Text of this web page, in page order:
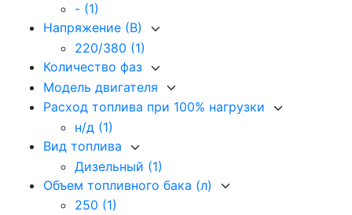
- (1)
Напряжение (В)
220/380 (1)
Количество фаз
Модель двигателя
Расход топлива при 100% нагрузки
н/д (1)
Вид топлива
Дизельный (1)
Объем топливного бака (л)
250 (1)